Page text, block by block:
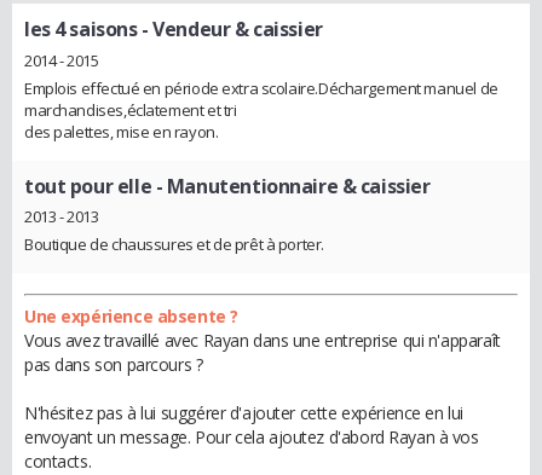
les 4 saisons- Vendeur & caissier
2014 - 2015
Emplois effectué en période extra scolaire.Déchargement manuel de
marchandises,éclatement et tri
des palettes, mise en rayon.
tout pour elle - Manutentionnaire & caissier
2013 - 2013
Boutique de chaussures et de prêt à porter.
Une expérience absente ?
Vous avez travaillé avec Rayan dans une entreprise qui n'apparaît
pas dans son parcours ?
N'hésitez pas à lui suggérer d'ajouter cette expérience en lui
envoyant un message. Pour cela ajoutez d'abord Rayan à vos
contacts.